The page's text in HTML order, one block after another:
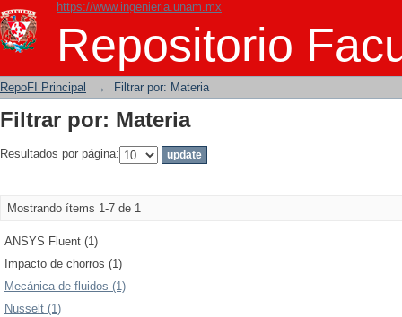
https://www.ingenieria.unam.mx
Repositorio
Filtrar por: Materia
RepoFI Principal → Filtrar por: Materia
Filtrar por: Materia
Resultados por página:
Mostrando ítems 1-7 de 1
ANSYS Fluent (1)
Impacto de chorros (1)
Mecánica de fluidos (1)
Nusselt (1)